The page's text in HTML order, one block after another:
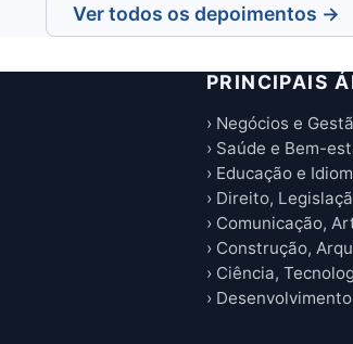
Ver todos os depoimentos →
PRINCIPAIS
› Negócios e
› Saúde e Bem-
› Educação e
› Direito,
› Comunicação,
› Construção,
› Ciência,
›